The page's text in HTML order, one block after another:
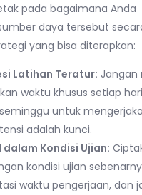
pada bagaimana Anda
daya tersebut
yang bisa diterapkan:
Latihan Teratur:
waktu khusus setiap
untuk
adalah kunci.
dalam Kondisi Ujian:
kondisi ujian
waktu pengerjaan, dan